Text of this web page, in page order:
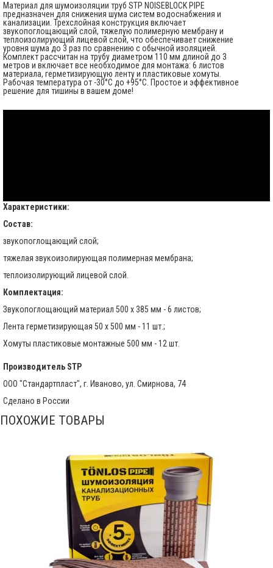
Материал для шумоизоляции труб STP NOISEBLOCK PIPE
предназначен для снижения шума систем водоснабжения и
канализации. Трехслойная конструкция включает
звукопоглощающий слой, тяжелую полимерную мембрану и
теплоизолирующий лицевой слой, что обеспечивает снижение
уровня шума до 3 раз по сравнению с обычной изоляцией.
Комплект рассчитан на трубу диаметром 110 мм длиной до 3
метров и включает все необходимое для монтажа: 6 листов
материала, герметизирующую ленту и пластиковые хомуты.
Рабочая температура от -30°C до +95°C. Простое и эффективное
решение для тишины в вашем доме!
Характеристики:
Состав:
звукопоглощающий слой;
тяжелая звукоизолирующая полимерная мембрана;
теплоизолирующий лицевой слой.
Комплектация:
Звукопоглощающий материал 500 х 385 мм - 6 листов;
Лента герметизирующая 50 х 500 мм - 11 шт.;
Хомуты пластиковые монтажные 500 мм - 12 шт.
Производитель STP
ООО "Стандартпласт", г. Иваново, ул. Смирнова, 74
Сделано в России
ПОХОЖИЕ ТОВАРЫ